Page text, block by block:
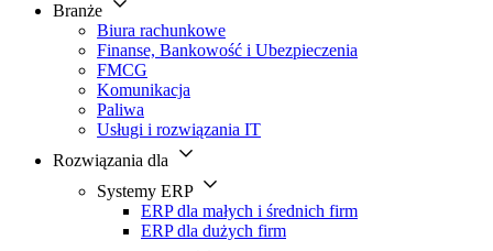
Branże
Biura rachunkowe
Finanse, Bankowość i Ubezpieczenia
FMCG
Komunikacja
Paliwa
Usługi i rozwiązania IT
Rozwiązania dla
Systemy ERP
ERP dla małych i średnich firm
ERP dla dużych firm